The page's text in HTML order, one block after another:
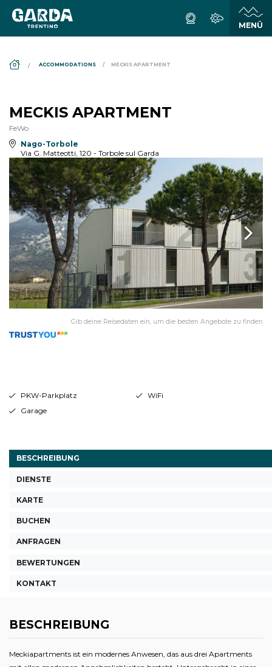
ACCOMMODATIONS MECKIS APARTMENT
MECKIS APARTMENT
FeWo
Nago-Torbole
Via G. Matteotti, 120 - Torbole sul Garda
Gib deine Reisedaten ein, um die besten Angebote zu finden
PKW-Parkplatz
WiFi
Garage
BESCHREIBUNG
DIENSTE
KARTE
BUCHEN
ANFRAGEN
BEWERTUNGEN
KONTAKT
BESCHREIBUNG
Meckiapartments ist ein modernes Anwesen, das aus drei Apartments